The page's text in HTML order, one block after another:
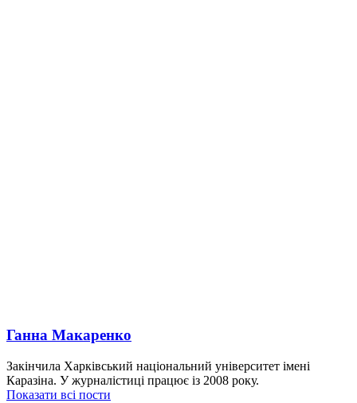
Ганна Макаренко
Закінчила Харківський національний університет імені
Каразіна. У журналістиці працює із 2008 року.
Показати всі пости